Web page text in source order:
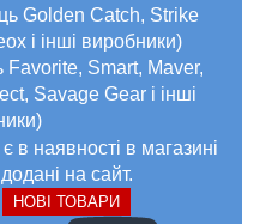
Golden Catch, Strike
і інші виробники)
Smart, Maver,
Savage Gear і інші
є в наявності в магазині
на сайт.
НОВІ ТОВАРИ